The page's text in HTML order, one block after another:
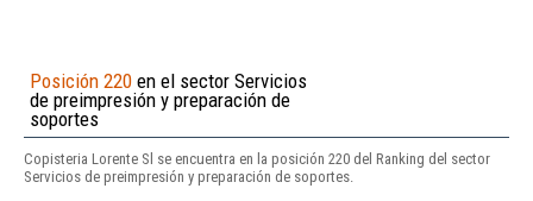
Posición 220 en el sector Servicios
de preimpresión y preparación de
soportes
Copisteria Lorente Sl se encuentra en la posición 220 del Ranking del sector
Servicios de preimpresión y preparación de soportes.